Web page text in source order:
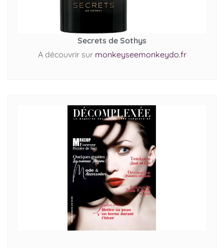
Secrets de Sothys
A découvrir sur monkeyseemonkeydo.fr